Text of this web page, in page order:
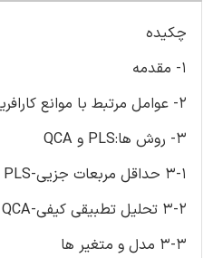
چکیده
1- مقدمه
2- عوامل مرتبط با موانع کارافرینی زنان
3- روش ها:PLS و QCA
3-1 حداقل مربعات جزیی-PLS
3-2 تحلیل تطبیقی کیفی-QCA
3-3 مدل و متغیر ها